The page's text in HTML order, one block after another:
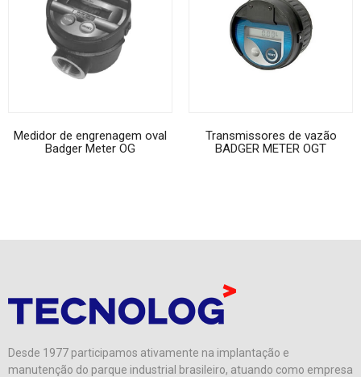
Medidor de engrenagem oval
Badger Meter OG
Transmissores de vazão
BADGER METER OGT
Desde 1977 participamos ativamente na implantação e
manutenção do parque industrial brasileiro, atuando como empresa